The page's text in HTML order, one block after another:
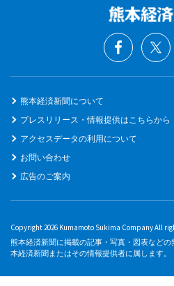
熊本経済新聞について
プレスリリース・情報提供はこちらから
アクセスデータの利用について
お問い合わせ
広告のご案内
Copyright 2026 Kumamoto Sukima Company All
熊本経済新聞に掲載の記事・写真・図表など
本経済新聞またはその情報提供者に属します。